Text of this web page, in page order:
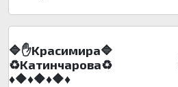
🔷✋Kpacимиpa🔷
♻️Kaтинчapoвa♻️
♦️🔶♦️🔶♦️🔶♦️